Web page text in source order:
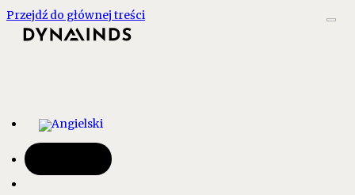
Przejdź do głównej treści